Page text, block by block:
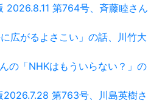
2026.8.11 第764号、斉藤睦さん
広がるよさこい」の話、川竹大
の「NHKはもういらない？」の
2026.7.28 第763号、川島英樹さ